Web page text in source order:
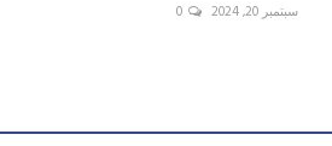
سبتمبر 20, 2024 0